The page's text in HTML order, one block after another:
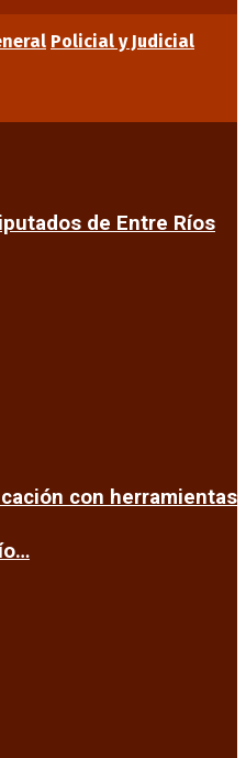
Policial y Judicial
de Entre Ríos
con herramientas